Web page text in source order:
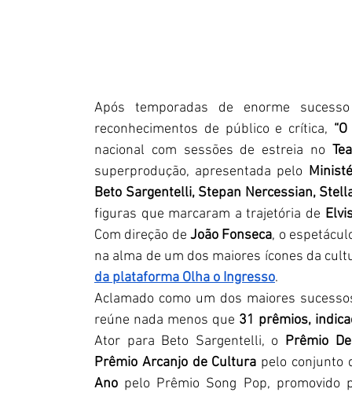
Após temporadas de enorme
reconhecimentos de público e crítica,
nacional com sessões de estreia no
superprodução, apresentada pelo
Beto Sargentelli, Stepan Nercessian,
figuras que marcaram a trajetória de
Com direção de João Fonseca, o
na alma de um dos maiores ícones da
da plataforma Olha o Ingresso.
Aclamado como um dos maiores
reúne nada menos que 31 prêmios,
Ator para Beto Sargentelli, o Prêmio
Prêmio Arcanjo de Cultura pelo conjunto
Ano pelo Prêmio Song Pop, promovido